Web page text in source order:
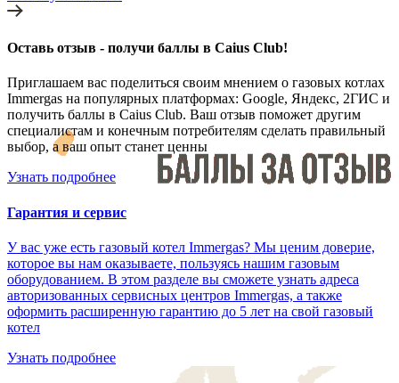
Оставь отзыв - получи баллы в Caius Club!
Приглашаем вас поделиться своим мнением о газовых котлах
Immergas на популярных платформах: Google, Яндекс, 2ГИС и
получить баллы в Caius Club. Ваш отзыв поможет другим
специалистам и конечным потребителям сделать правильный
выбор, а ваш опыт станет ценны
Узнать подробнее
Гарантия и сервис
У вас уже есть газовый котел Immergas? Мы ценим доверие,
которое вы нам оказываете, пользуясь нашим газовым
оборудованием. В этом разделе вы сможете узнать адреса
авторизованных сервисных центров Immergas, а также
оформить расширенную гарантию до 5 лет на свой газовый
котел
Узнать подробнее